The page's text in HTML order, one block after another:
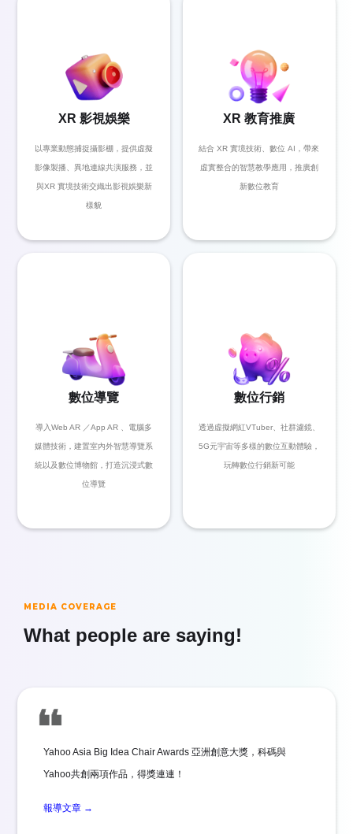
XR 影視娛樂
以專業動態捕捉攝影棚，提供虛擬
影像製播、異地連線共演服務，並
與XR 實境技術交織出影視娛樂新
樣貌
XR 教育推廣
結合 XR 實境技術、數位 AI，帶來
虛實整合的智慧教學應⽤，推廣創
新數位教育
數位導覽
導入Web AR ／App AR 、電腦多
媒體技術，建置室內外智慧導覽系
統以及數位博物館，打造沉浸式數
位導覽
數位行銷
透過虛擬網紅VTuber、社群濾鏡、
5G元宇宙等多樣的數位互動體驗，
玩轉數位行銷新可能
MEDIA COVERAGE
What people are saying!
Yahoo Asia Big Idea Chair Awards 亞洲創意大獎，科碼與
Yahoo共創兩項作品，得獎連連！
報導文章 →